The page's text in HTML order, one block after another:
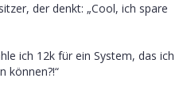
der denkt: „Cool, ich spare
ich 12k für ein System, das ich
können?!“